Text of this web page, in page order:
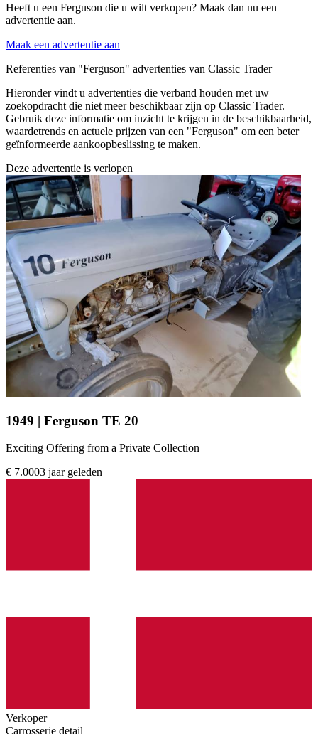
Heeft u een Ferguson die u wilt verkopen? Maak dan nu een
advertentie aan.
Maak een advertentie aan
Referenties van "Ferguson" advertenties van Classic Trader
Hieronder vindt u advertenties die verband houden met uw
zoekopdracht die niet meer beschikbaar zijn op Classic Trader.
Gebruik deze informatie om inzicht te krijgen in de beschikbaarheid,
waardetrends en actuele prijzen van een "Ferguson" om een beter
geïnformeerde aankoopbeslissing te maken.
Deze advertentie is verlopen
1949 | Ferguson TE 20
Exciting Offering from a Private Collection
€ 7.0003 jaar geleden
Verkoper
Carrosserie detail